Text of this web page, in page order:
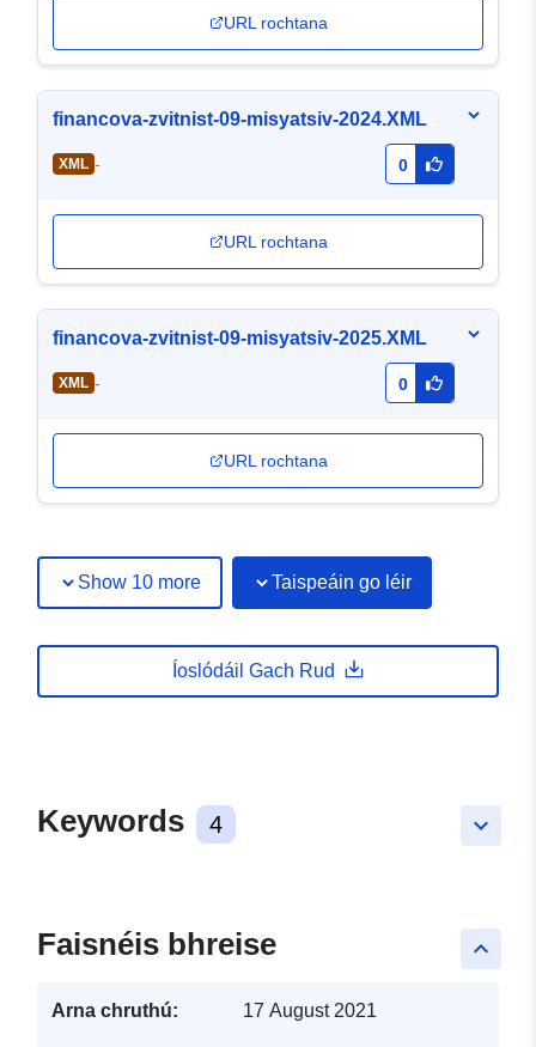
URL rochtana
financova-zvitnist-09-misyatsiv-2024.XML
XML - 0
URL rochtana
financova-zvitnist-09-misyatsiv-2025.XML
XML - 0
URL rochtana
Show 10 more Taispeáin go léir
Íoslódáil Gach Rud
keyboard_arrow_down
Keywords 4
keyboard_arrow_up
Faisnéis bhreise
Arna chruthú: 17 August 2021